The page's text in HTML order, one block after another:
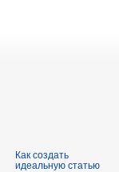
Как создать
идеальную статью